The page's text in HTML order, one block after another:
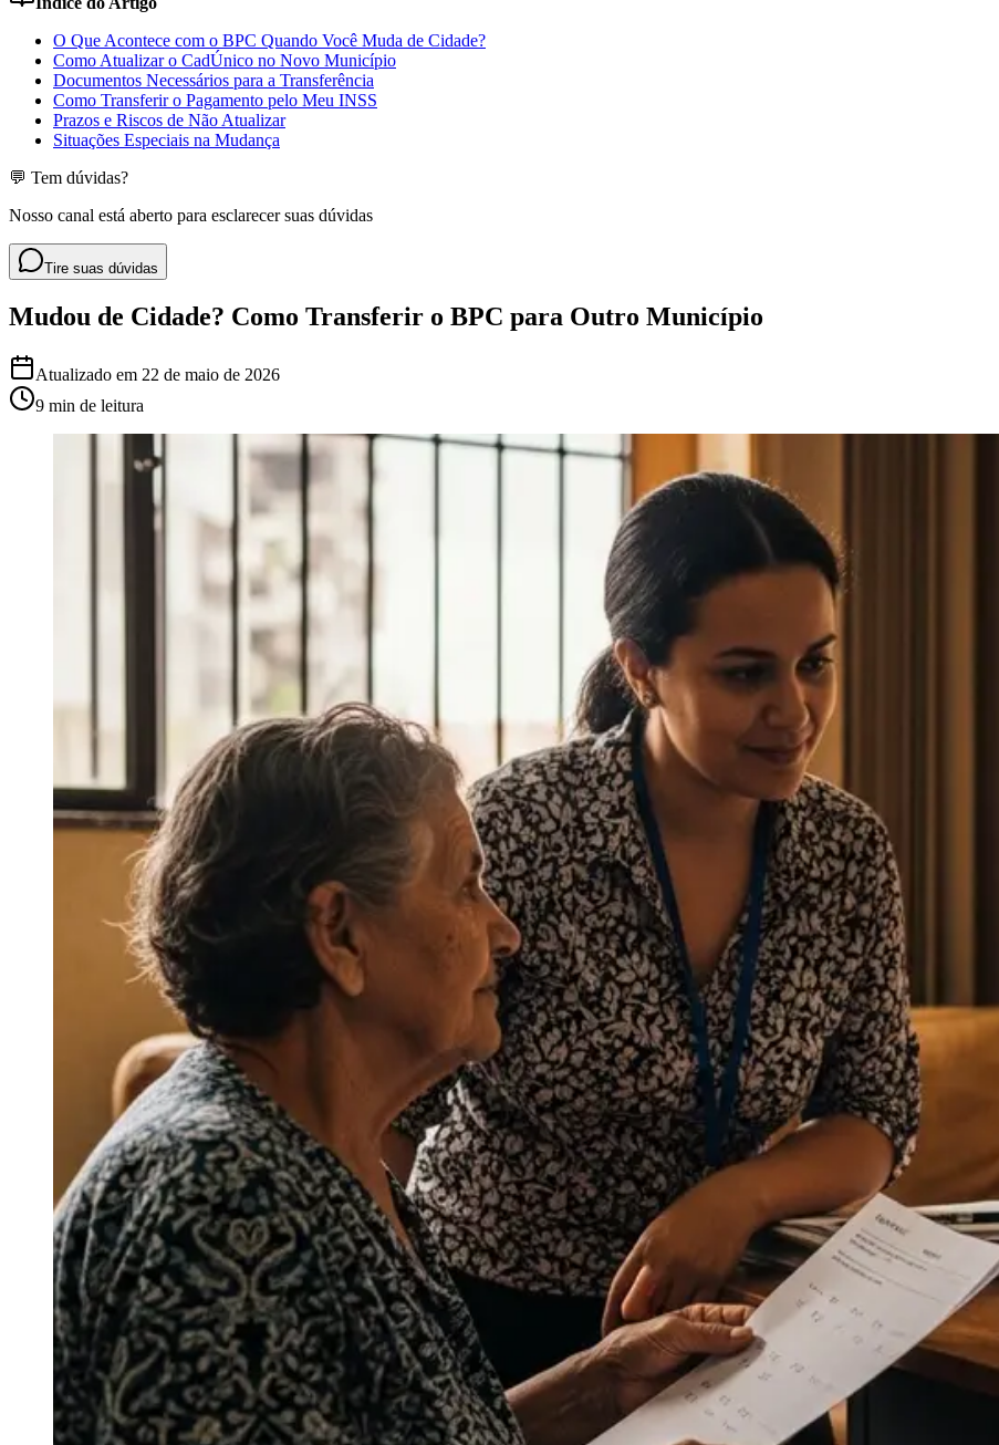
O Que Acontece com o BPC Quando Você Muda de Cidade?
Como Atualizar o CadÚnico no Novo Município
Documentos Necessários para a Transferência
Como Transferir o Pagamento pelo Meu INSS
Prazos e Riscos de Não Atualizar
Situações Especiais na Mudança
💬 Tem dúvidas?
Nosso canal está aberto para esclarecer suas dúvidas
Tire suas dúvidas
Mudou de Cidade? Como Transferir o BPC para Outro Município
Atualizado em 22 de maio de 2026
9 min de leitura